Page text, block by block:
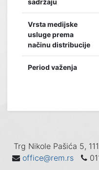
Vrsta medijske
usluge prema
načinu distribucije
Period važenja
Trg Nikole Pašića 5,
office@rem.rs